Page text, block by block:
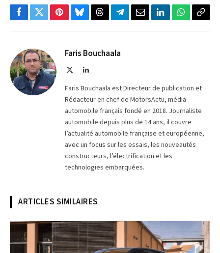
Facebook
TwitterPinterestBlueskyThreadsPartager
Telegram
EmailLinkedInWhatsApp
Faris Bouchaala
LinkedIn
Faris Bouchaala est Directeur de publication et
Rédacteur en chef de MotorsActu, média
automobile français fondé en 2018. Journaliste
automobile depuis plus de 14 ans, il couvre
l’actualité automobile française et européenne,
avec un focus sur les essais, les nouveautés
constructeurs, l’électrification et les
technologies embarquées.
ARTICLES SIMILAIRES
© Cupra